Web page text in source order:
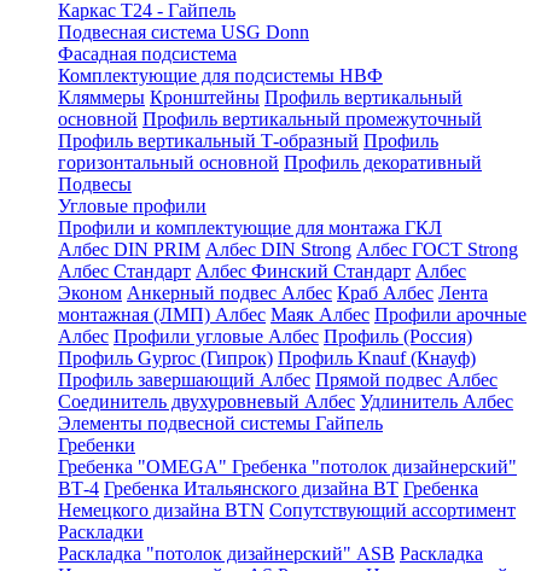
Каркас Т24 - Гайпель
Подвесная система USG Donn
Фасадная подсистема
Комплектующие для подсистемы НВФ
Кляммеры Кронштейны Профиль вертикальный
основной Профиль вертикальный промежуточный
Профиль вертикальный Т-образный Профиль
горизонтальный основной Профиль декоративный
Подвесы
Угловые профили
Профили и комплектующие для монтажа ГКЛ
Албес DIN PRIM Албес DIN Strong Албес ГОСТ Strong
Албес Стандарт Албес Финский Стандарт Албес
Эконом Анкерный подвес Албес Краб Албес Лента
монтажная (ЛМП) Албес Маяк Албес Профили арочные
Албес Профили угловые Албес Профиль (Россия)
Профиль Gyproc (Гипрок) Профиль Knauf (Кнауф)
Профиль завершающий Албес Прямой подвес Албес
Соединитель двухуровневый Албес Удлинитель Албес
Элементы подвесной системы Гайпель
Гребенки
Гребенка "OMEGA" Гребенка "потолок дизайнерский"
ВТ-4 Гребенка Итальянского дизайна BT Гребенка
Немецкого дизайна ВТN Сопутствующий ассортимент
Раскладки
Раскладка "потолок дизайнерский" ASB Раскладка